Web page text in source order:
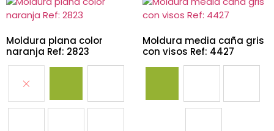
Moldura plana color
naranja Ref: 2823
2802
Moldura media caña gris
con visos Ref: 4427